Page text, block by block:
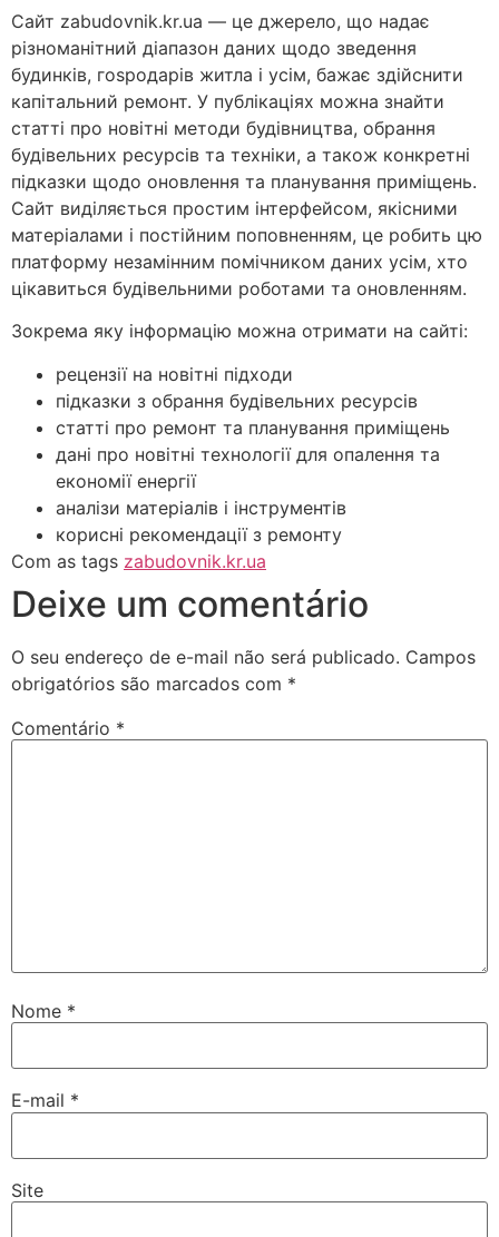
Сайт zabudovnik.kr.ua — це джерело, що надає
різноманітний діапазон даних щодо зведення
будинків, гospодарів житла і усім, бажає здійснити
капітальний ремонт. У публікаціях можна знайти
статті про новітні методи будівництва, обрання
будівельних ресурсів та техніки, а також конкретні
підказки щодо оновлення та планування приміщень.
Сайт виділяється простим інтерфейсом, якісними
матеріалами і постійним поповненням, це робить цю
платформу незамінним помічником даних усім, хто
цікавиться будівельними роботами та оновленням.
Зокрема яку інформацію можна отримати на сайті:
рецензії на новітні підходи
підказки з обрання будівельних ресурсів
статті про ремонт та планування приміщень
дані про новітні технології для опалення та
економії енергії
аналізи матеріалів і інструментів
корисні рекомендації з ремонту
Com as tags zabudovnik.kr.ua
Deixe um comentário
O seu endereço de e-mail não será publicado. Campos
obrigatórios são marcados com *
Comentário *
Nome *
E-mail *
Site